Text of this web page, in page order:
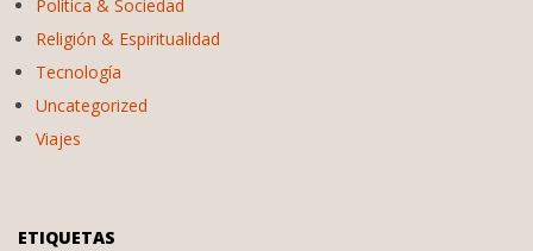
Política & Sociedad
Religión & Espiritualidad
Tecnología
Uncategorized
Viajes
ETIQUETAS